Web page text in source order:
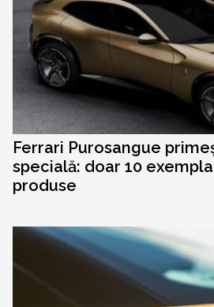
Ferrari Purosangue
specială: doar 10
produse